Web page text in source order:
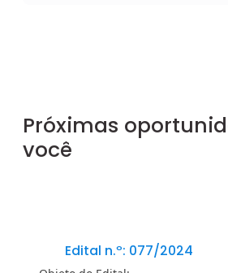
Próximas
você
Edital n.º: 077/2024